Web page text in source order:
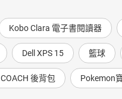
Kobo Clara 電子書閱讀器
Dell XPS 15 籃球
COACH 後背包 Pokemon